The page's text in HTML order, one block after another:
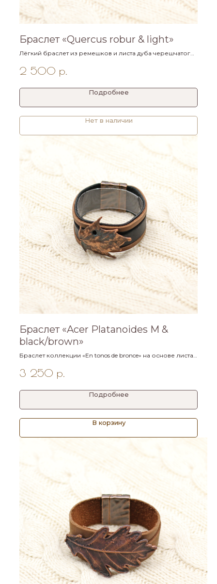
Браслет «Quercus robur & light»
Лёгкий браслет из ремешков и листа дуба черешчатого
Размер 16 см.
2 500 р.
Подробнее
Нет в наличии
Браслет «Acer Platanoides M &
black/brown»
Браслет коллекции «En tonos de bronce» на основе листа
Размер 18 см.
3 250 р.
Подробнее
В корзину